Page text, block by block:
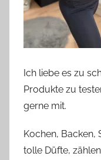
Ich liebe es zu
Produkte zu
gerne mit.
Kochen, Backen,
tolle Düfte,